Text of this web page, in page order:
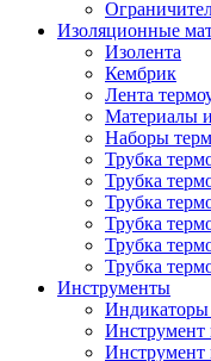
Изоляционные
Изолента
Кембрик
Лента
Материалы
Наборы
Трубка
Трубка
Трубка
Трубка
Трубка
Трубка
Инструменты
Инструмент
Инструмент